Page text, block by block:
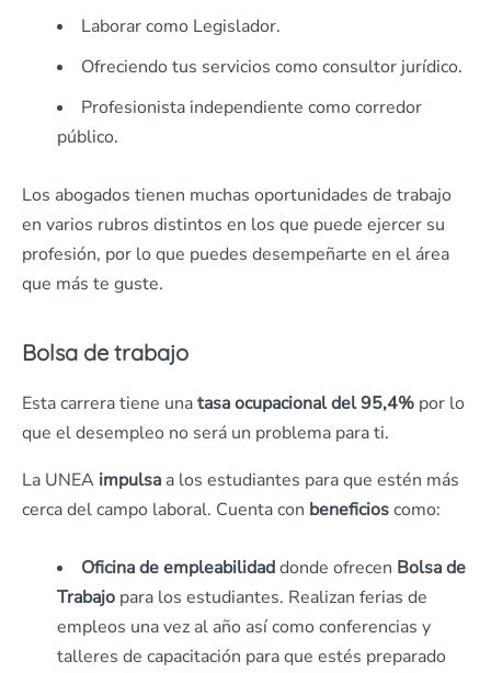
Laborar como Legislador.
Ofreciendo tus servicios como consultor jurídico.
Profesionista independiente como corredor
público.
Los abogados tienen muchas oportunidades de trabajo
en varios rubros distintos en los que puede ejercer su
profesión, por lo que puedes desempeñarte en el área
que más te guste.
Bolsa de trabajo
Esta carrera tiene unatasa ocupacional del 95,4% por lo
que el desempleo no será un problema para ti.
La UNEA impulsa a los estudiantes para que estén más
cerca del campo laboral. Cuenta con beneficioscomo:
Oficina de empleabilidaddonde ofrecen Bolsa de
Trabajo para los estudiantes. Realizan ferias de
empleos una vez al año así como conferencias y
talleres de capacitación para que estés preparado